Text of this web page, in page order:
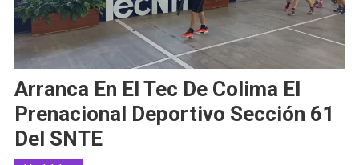
Arranca En El Tec De Colima El
Prenacional Deportivo Sección 61
Del SNTE